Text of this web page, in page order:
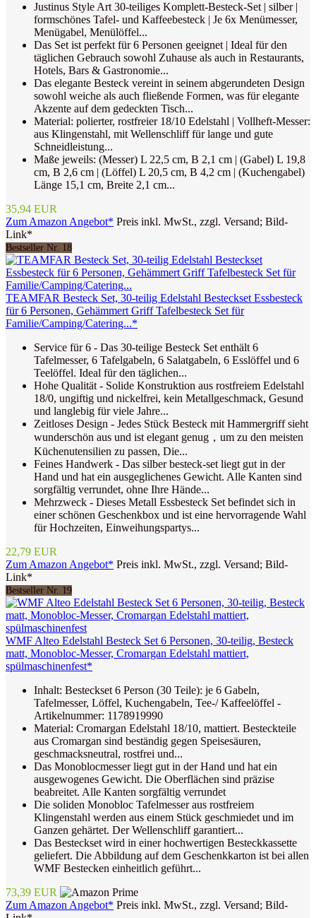
Justinus Style Art 30-teiliges Komplett-Besteck-Set | silber |
formschönes Tafel- und Kaffeebesteck | Je 6x Menümesser,
Menügabel, Menülöffel...
Das Set ist perfekt für 6 Personen geeignet | Ideal für den
täglichen Gebrauch sowohl Zuhause als auch in Restaurants,
Hotels, Bars & Gastronomie...
Das elegante Besteck vereint in seinem abgerundeten Design
sowohl weiche als auch fließende Formen, was für elegante
Akzente auf dem gedeckten Tisch...
Material: polierter, rostfreier 18/10 Edelstahl | Vollheft-Messer:
aus Klingenstahl, mit Wellenschliff für lange und gute
Schneidleistung...
Maße jeweils: (Messer) L 22,5 cm, B 2,1 cm | (Gabel) L 19,8
cm, B 2,6 cm | (Löffel) L 20,5 cm, B 4,2 cm | (Kuchengabel)
Länge 15,1 cm, Breite 2,1 cm...
35,94 EUR
Zum Amazon Angebot* Preis inkl. MwSt., zzgl. Versand; Bild-
Link*
Bestseller Nr. 18
TEAMFAR Besteck Set, 30-teilig Edelstahl Besteckset Essbesteck
für 6 Personen, Gehämmert Griff Tafelbesteck Set für
Familie/Camping/Catering...*
Service für 6 - Das 30-teilige Besteck Set enthält 6
Tafelmesser, 6 Tafelgabeln, 6 Salatgabeln, 6 Esslöffel und 6
Teelöffel. Ideal für den täglichen...
Hohe Qualität - Solide Konstruktion aus rostfreiem Edelstahl
18/0, ungiftig und nickelfrei, kein Metallgeschmack, Gesund
und langlebig für viele Jahre...
Zeitloses Design - Jedes Stück Besteck mit Hammergriff sieht
wunderschön aus und ist elegant genug，um zu den meisten
Küchenutensilien zu passen, Die...
Feines Handwerk - Das silber besteck-set liegt gut in der
Hand und hat ein ausgeglichenes Gewicht. Alle Kanten sind
sorgfältig verrundet, ohne Ihre Hände...
Mehrzweck - Dieses Metall Essbesteck Set befindet sich in
einer schönen Geschenkbox und ist eine hervorragende Wahl
für Hochzeiten, Einweihungspartys...
22,79 EUR
Zum Amazon Angebot* Preis inkl. MwSt., zzgl. Versand; Bild-
Link*
Bestseller Nr. 19
WMF Alteo Edelstahl Besteck Set 6 Personen, 30-teilig, Besteck
matt, Monobloc-Messer, Cromargan Edelstahl mattiert,
spülmaschinenfest*
Inhalt: Besteckset 6 Person (30 Teile): je 6 Gabeln,
Tafelmesser, Löffel, Kuchengabeln, Tee-/ Kaffeelöffel -
Artikelnummer: 1178919990
Material: Cromargan Edelstahl 18/10, mattiert. Besteckteile
aus Cromargan sind beständig gegen Speisesäuren,
geschmacksneutral, rostfrei und...
Das Monoblocmesser liegt gut in der Hand und hat ein
ausgewogenes Gewicht. Die Oberflächen sind präzise
beabreitet. Alle Kanten sorgfältig verrundet
Die soliden Monobloc Tafelmesser aus rostfreiem
Klingenstahl werden aus einem Stück geschmiedet und im
Ganzen gehärtet. Der Wellenschliff garantiert...
Das Besteckset wird in einer hochwertigen Besteckkassette
geliefert. Die Abbildung auf dem Geschenkkarton ist bei allen
WMF Bestecken einheitlich geführt...
73,39 EUR
Zum Amazon Angebot* Preis inkl. MwSt., zzgl. Versand; Bild-